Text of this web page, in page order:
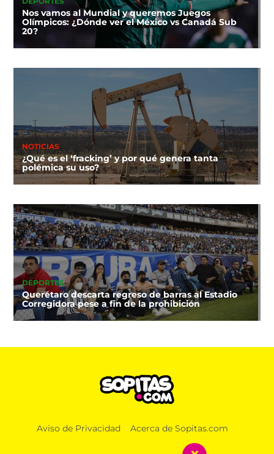
Nos vamos al Mundial y queremos Juegos
Olímpicos: ¿Dónde ver el México vs Canadá Sub
20?
NOTICIAS
¿Qué es el ‘fracking’ y por qué genera tanta
polémica su uso?
DEPORTES
Querétaro descarta regreso de barras al Estadio
Corregidora pese a fin de la prohibición
ENTREVISTA La despedida de Big Big Love: Un
Aviso de Privacidad Acerca de Sopitas.com